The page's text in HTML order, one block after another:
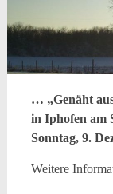
… „Genäht
in Iphofen am
Sonntag, 9.
Weitere